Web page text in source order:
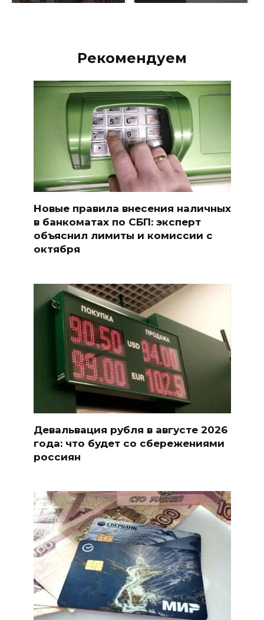
Рекомендуем
Новые правила внесения наличных
в банкоматах по СБП: эксперт
объяснил лимиты и комиссии с
октября
Девальвация рубля в августе 2026
года: что будет со сбережениями
россиян